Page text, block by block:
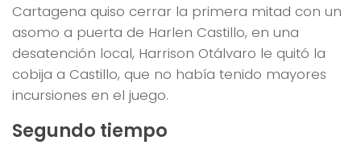
Cartagena quiso cerrar la primera mitad con un
asomo a puerta de Harlen Castillo, en una
desatención local, Harrison Otálvaro le quitó la
cobija a Castillo, que no había tenido mayores
incursiones en el juego.
Segundo tiempo